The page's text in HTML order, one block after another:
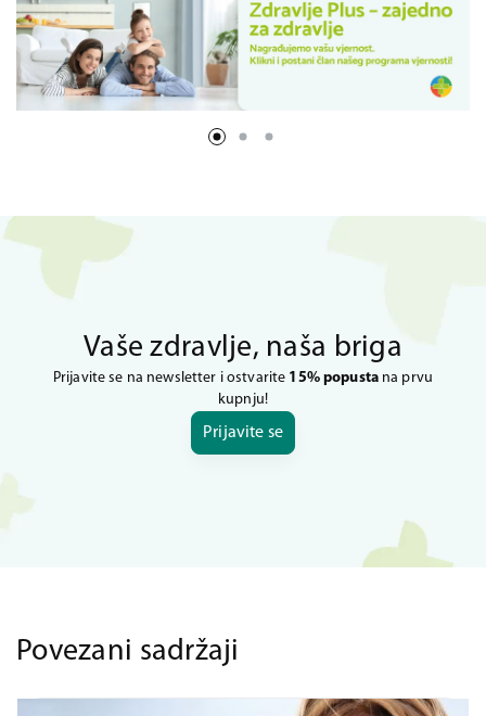
Vaše zdravlje, naša briga
Prijavite se na newsletter i ostvarite 15% popustana prvu
kupnju!
Prijavite se
Povezani sadržaji